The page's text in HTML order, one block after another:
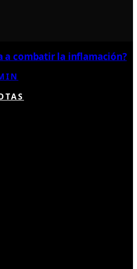
a combatir la inflamación?